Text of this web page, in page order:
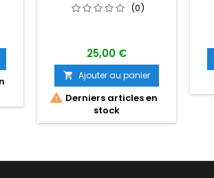
PRO
(0)
25,00 €
 Ajouter au panier
 Derniers articles en
stock